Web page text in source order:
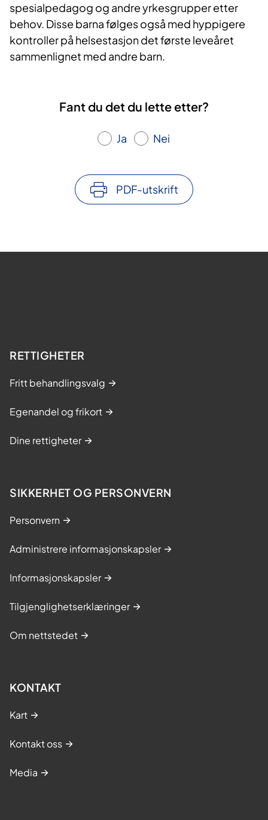
spesialpedagog og andre yrkesgrupper etter
behov. Disse barna følges også med hyppigere
kontroller på helsestasjon det første leveåret
sammenlignet med andre barn.
Fant du det du lette etter?
Ja Nei
PDF-utskrift
RETTIGHETER
Fritt behandlingsvalg
Egenandel og frikort
Dine rettigheter
SIKKERHET OG PERSONVERN
Personvern
Administrere informasjonskapsler
Informasjonskapsler
Tilgjenglighetserklæringer
Om nettstedet
KONTAKT
Kart
Kontakt oss
Media